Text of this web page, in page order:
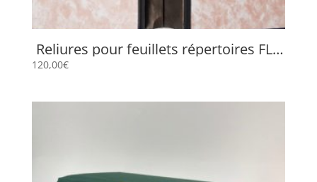
Reliures pour feuillets répertoires FLP
120,00€